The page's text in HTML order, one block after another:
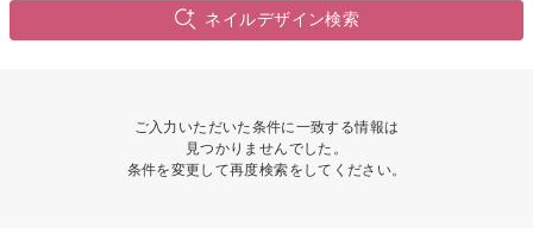
ネイルデザイン検索
ご入力いただいた条件に一致する情報は
見つかりませんでした。
条件を変更して再度検索をしてください。